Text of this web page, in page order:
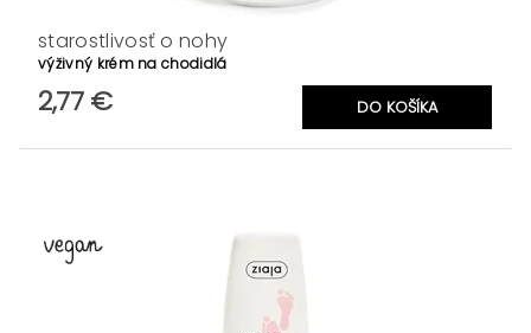
starostlivosť o nohy
výživný krém na chodidlá
2,77 €